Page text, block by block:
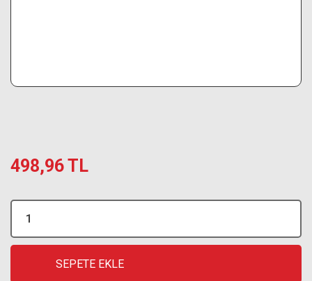
498,96 TL
SEPETE EKLE